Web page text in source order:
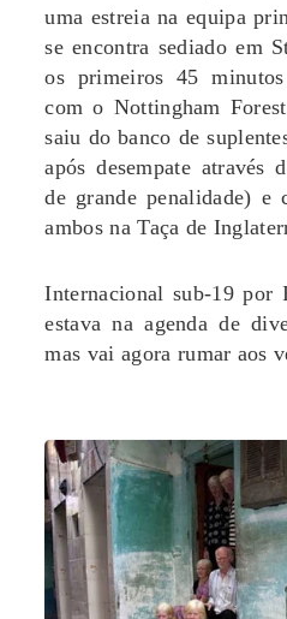
uma estreia na equipa
se encontra sediado em
os primeiros 45
com o Nottingham
saiu do banco de
após desempate através
de grande penalidade)
ambos na Taça de
Internacional sub-19 por
estava na agenda de
mas vai agora rumar aos